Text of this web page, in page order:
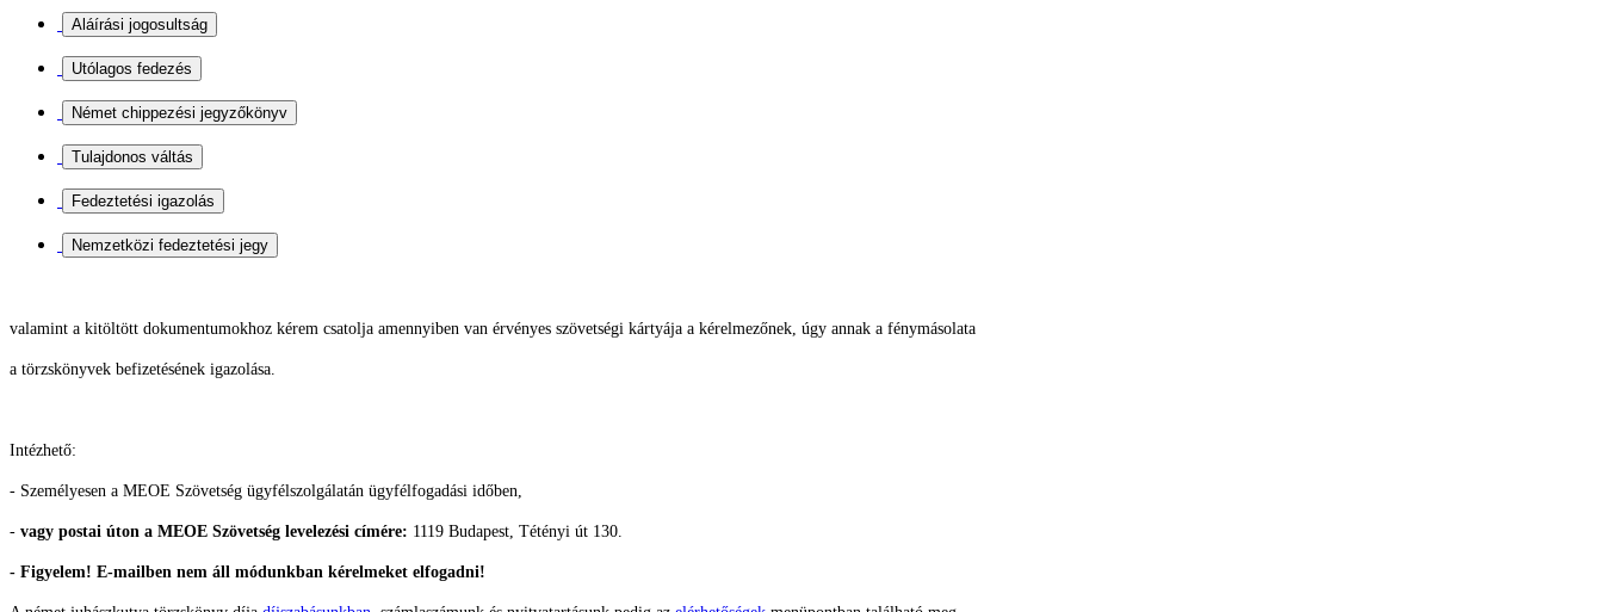
valamint a kitöltött dokumentumokhoz kérem csatolja amennyiben van érvényes szövetségi kártyája a kérelmezőnek, úgy annak a fénymásolata
a törzskönyvek befizetésének igazolása.
Intézhető:
- Személyesen a MEOE Szövetség ügyfélszolgálatán ügyfélfogadási időben,
- vagy postai úton a MEOE Szövetség levelezési címére: 1119 Budapest, Tétényi út 130.
- Figyelem! E-mailben nem áll módunkban kérelmeket elfogadni!